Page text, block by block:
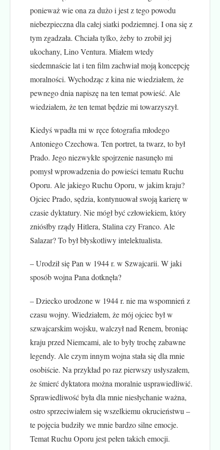
ponieważ wie ona za dużo i jest z tego powodu
niebezpieczna dla całej siatki podziemnej. I ona się z
tym zgadzała. Chciała tylko, żeby to zrobił jej
ukochany, Lino Ventura. Miałem wtedy
siedemnaście lat i ten film zachwiał moją koncepcję
moralności. Wychodząc z kina nie wiedziałem, że
pewnego dnia napiszę na ten temat powieść. Ale
wiedziałem, że ten temat będzie mi towarzyszył.
Kiedyś wpadła mi w ręce fotografia młodego
Antoniego Czechowa. Ten portret, ta twarz, to był
Prado. Jego niezwykłe spojrzenie nasunęło mi
pomysł wprowadzenia do powieści tematu Ruchu
Oporu. Ale jakiego Ruchu Oporu, w jakim kraju?
Ojciec Prado, sędzia, kontynuował swoją karierę w
czasie dyktatury. Nie mógł być człowiekiem, który
zniósłby rządy Hitlera, Stalina czy Franco. Ale
Salazar? To był błyskotliwy intelektualista.
– Urodził się Pan w 1944 r. w Szwajcarii. W jaki
sposób wojna Pana dotknęła?
– Dziecko urodzone w 1944 r. nie ma wspomnień z
czasu wojny. Wiedziałem, że mój ojciec był w
szwajcarskim wojsku, walczył nad Renem, broniąc
kraju przed Niemcami, ale to były trochę zabawne
legendy. Ale czym innym wojna stała się dla mnie
osobiście. Na przykład po raz pierwszy usłyszałem,
że śmierć dyktatora można moralnie usprawiedliwić.
Sprawiedliwość była dla mnie niesłychanie ważna,
ostro sprzeciwiałem się wszelkiemu okrucieństwu –
te pojęcia budziły we mnie bardzo silne emocje.
Temat Ruchu Oporu jest pełen takich emocji.